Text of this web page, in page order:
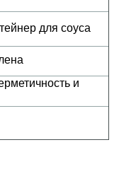
для соуса
и